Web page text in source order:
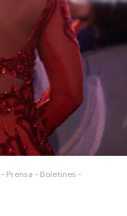
Prensa
Boletines